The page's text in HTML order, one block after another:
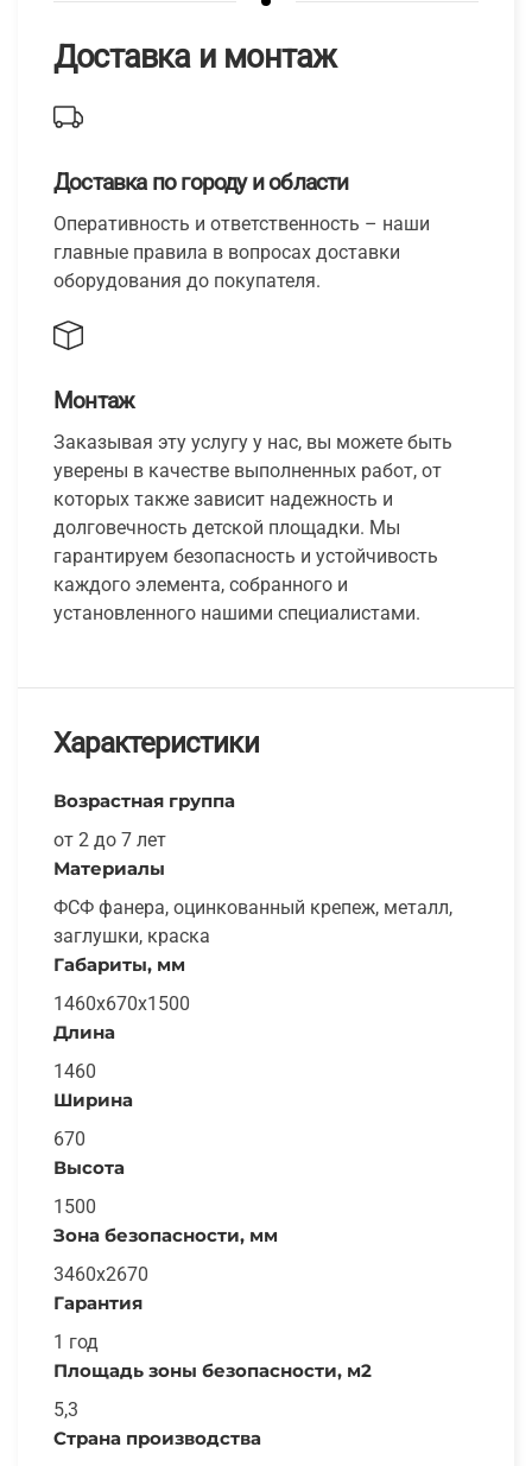
Доставка и монтаж
Доставка по городу и области
Оперативность и ответственность – наши
главные правила в вопросах доставки
оборудования до покупателя.
Монтаж
Заказывая эту услугу у нас, вы можете быть
уверены в качестве выполненных работ, от
которых также зависит надежность и
долговечность детской площадки. Мы
гарантируем безопасность и устойчивость
каждого элемента, собранного и
установленного нашими специалистами.
Характеристики
Возрастная группа
от 2 до 7 лет
Материалы
ФСФ фанера, оцинкованный крепеж, металл,
заглушки, краска
Габариты, мм
1460x670x1500
Длина
1460
Ширина
670
Высота
1500
Зона безопасности, мм
3460x2670
Гарантия
1 год
Площадь зоны безопасности, м2
5,3
Страна производства